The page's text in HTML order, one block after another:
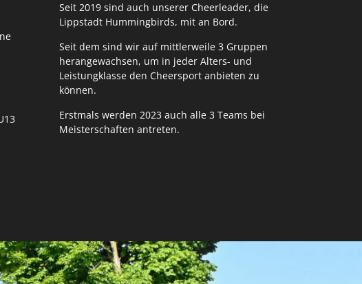
Seit 2019 sind auch unserer Cheerleader, die
Lippstadt Hummingbirds, mit an Bord.
Seit dem sind wir auf mittlerweile 3 Gruppen
herangewachsen, um in jeder Alters- und
Leistungklasse den Cheersport anbieten zu
können.
Erstmals werden 2023 auch alle 3 Teams bei
Meisterschaften antreten.